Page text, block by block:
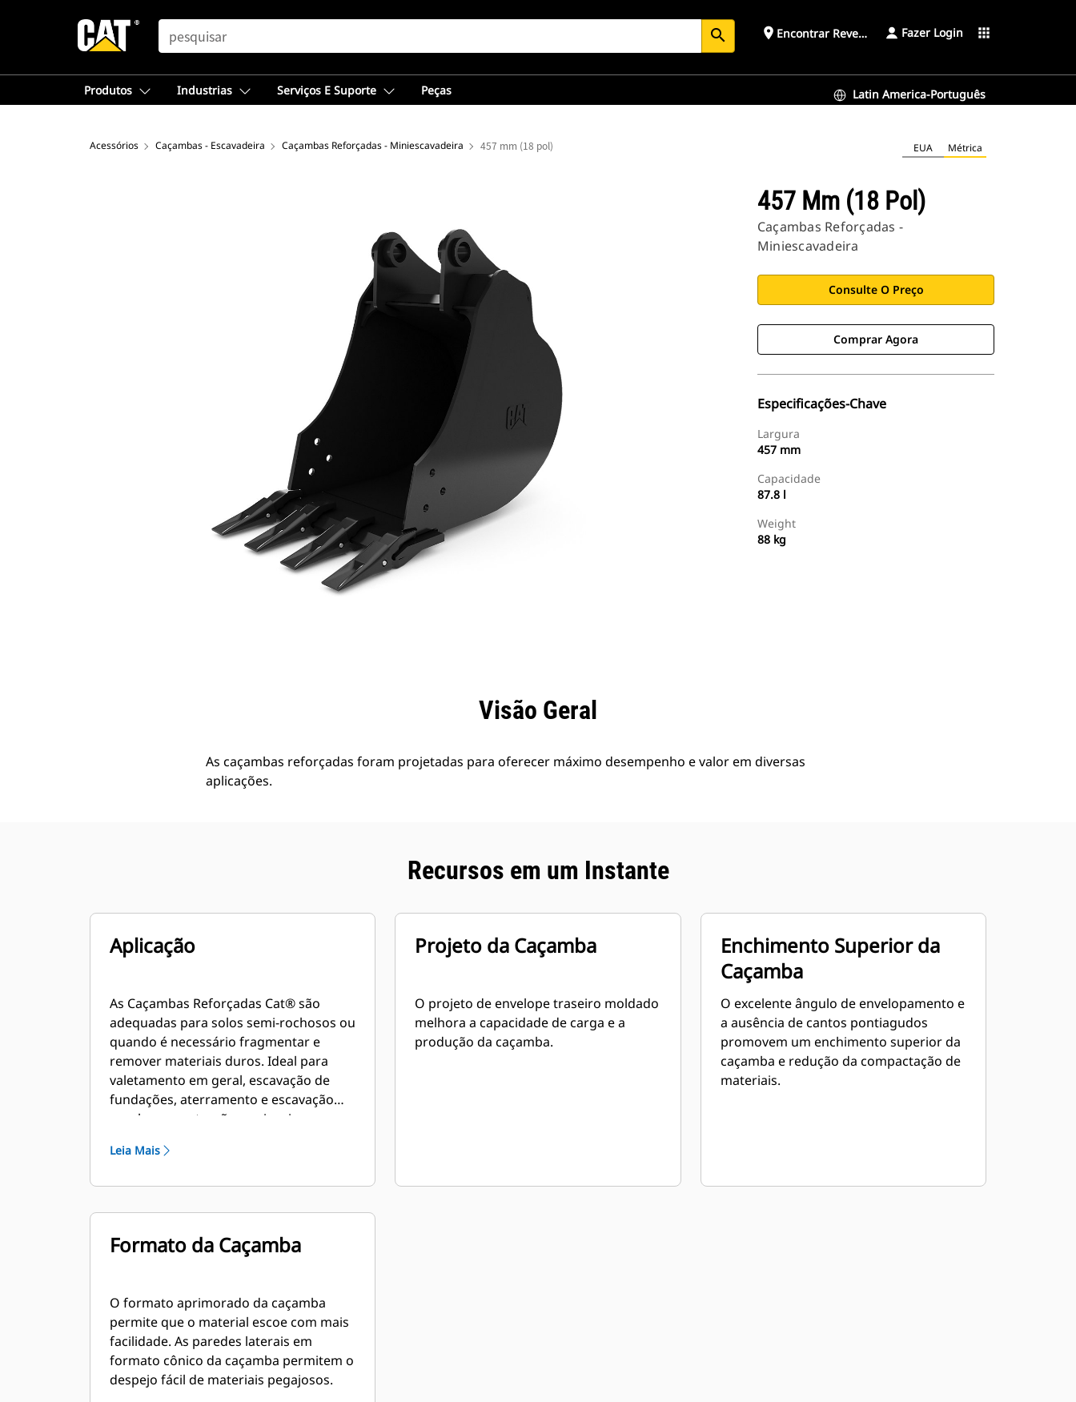
SEARCH search place Encontrar Revendedor Fazer Login apps
Produtos Industrias Serviços E Suporte Peças Latin America-Português
Acessórios Caçambas - Escavadeira Caçambas Reforçadas - Miniescavadeira 457 mm (18 pol) EUA Métrica
457 Mm (18 Pol)
Caçambas Reforçadas -
Miniescavadeira
Consulte O Preço
Comprar Agora
Especificações-Chave
Largura
457 mm
Capacidade
87.8 l
Weight
88 kg
Visão Geral
As caçambas reforçadas foram projetadas para oferecer máximo desempenho e valor em diversas
aplicações.
Recursos em um Instante
Aplicação
As Caçambas Reforçadas Cat® são
adequadas para solos semi-rochosos ou
quando é necessário fragmentar e
remover materiais duros. Ideal para
valetamento em geral, escavação de
fundações, aterramento e escavação
geral em construções, paisagismo e
Leia Mais
Projeto da Caçamba
O projeto de envelope traseiro moldado
melhora a capacidade de carga e a
produção da caçamba.
Enchimento Superior da
Caçamba
O excelente ângulo de envelopamento e
a ausência de cantos pontiagudos
promovem um enchimento superior da
caçamba e redução da compactação de
materiais.
Formato da Caçamba
O formato aprimorado da caçamba
permite que o material escoe com mais
facilidade. As paredes laterais em
formato cônico da caçamba permitem o
despejo fácil de materiais pegajosos.